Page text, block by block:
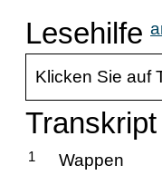
Lesehilfe
Klicken Sie auf
1 Wappen